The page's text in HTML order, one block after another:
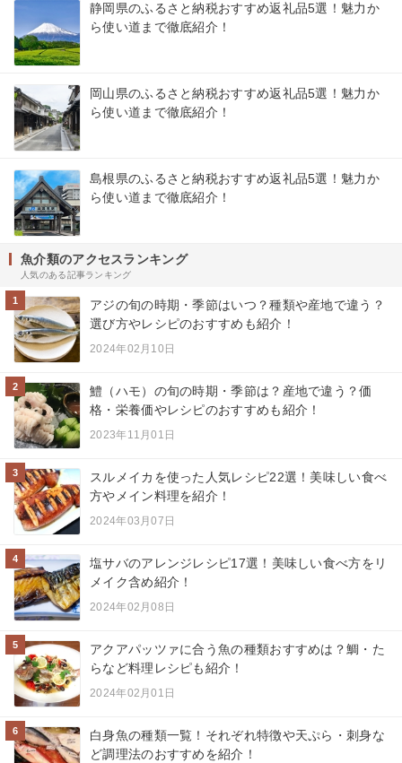
静岡県のふるさと納税おすすめ返礼品5選！魅力か
ら使い道まで徹底紹介！
岡山県のふるさと納税おすすめ返礼品5選！魅力か
ら使い道まで徹底紹介！
島根県のふるさと納税おすすめ返礼品5選！魅力か
ら使い道まで徹底紹介！
魚介類のアクセスランキング
人気のある記事ランキング
1
アジの旬の時期・季節はいつ？種類や産地で違う？
選び方やレシピのおすすめも紹介！
2024年02月10日
2
鱧（ハモ）の旬の時期・季節は？産地で違う？価
格・栄養価やレシピのおすすめも紹介！
2023年11月01日
3
スルメイカを使った人気レシピ22選！美味しい食べ
方やメイン料理を紹介！
2024年03月07日
4
塩サバのアレンジレシピ17選！美味しい食べ方をリ
メイク含め紹介！
2024年02月08日
5
アクアパッツァに合う魚の種類おすすめは？鯛・た
らなど料理レシピも紹介！
2024年02月01日
6
白身魚の種類一覧！それぞれ特徴や天ぷら・刺身な
ど調理法のおすすめを紹介！